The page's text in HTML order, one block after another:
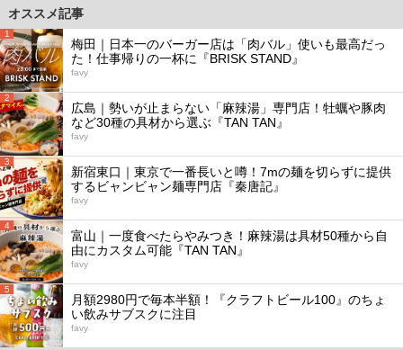
オススメ記事
1
梅田｜日本一のバーガー店は「肉バル」使いも最高だっ
た！仕事帰りの一杯に『BRISK STAND』
favy
2
広島｜勢いが止まらない「麻辣湯」専門店！牡蠣や豚肉
など30種の具材から選ぶ『TAN TAN』
favy
3
新宿東口｜東京で一番長いと噂！7mの麺を切らずに提供
するビャンビャン麺専門店『秦唐記』
favy
4
富山｜一度食べたらやみつき！麻辣湯は具材50種から自
由にカスタム可能『TAN TAN』
favy
5
月額2980円で毎本半額！『クラフトビール100』のちょ
い飲みサブスクに注目
favy